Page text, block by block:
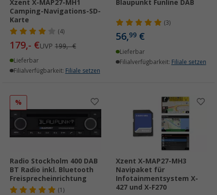
Xzent X-MAP27-MH1
Camping-Navigations-SD-
Karte
(4)
179,- €UVP 199,- €
Lieferbar
Filialverfügbarkeit: Filiale setzen
Blaupunkt Funline DAB
(3)
56,99 €
Lieferbar
Filialverfügbarkeit: Filiale setzen
%
Radio Stockholm 400 DAB
BT Radio inkl. Bluetooth
Freisprecheinrichtung
(1)
Xzent X-MAP27-MH3
Navipaket für
Infotainmentsystem X-
427 und X-F270